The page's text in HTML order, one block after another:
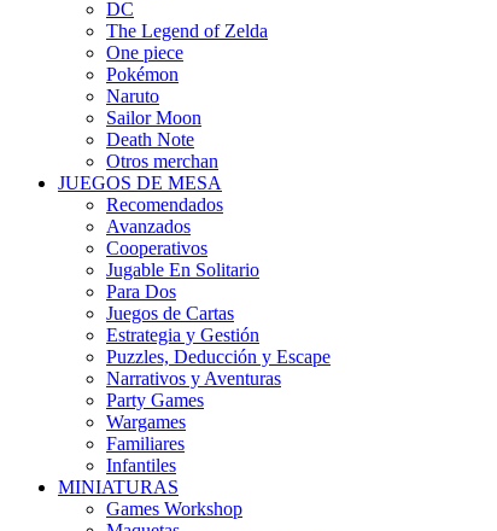
DC
The Legend of Zelda
One piece
Pokémon
Naruto
Sailor Moon
Death Note
Otros merchan
JUEGOS DE MESA
Recomendados
Avanzados
Cooperativos
Jugable En Solitario
Para Dos
Juegos de Cartas
Estrategia y Gestión
Puzzles, Deducción y Escape
Narrativos y Aventuras
Party Games
Wargames
Familiares
Infantiles
MINIATURAS
Games Workshop